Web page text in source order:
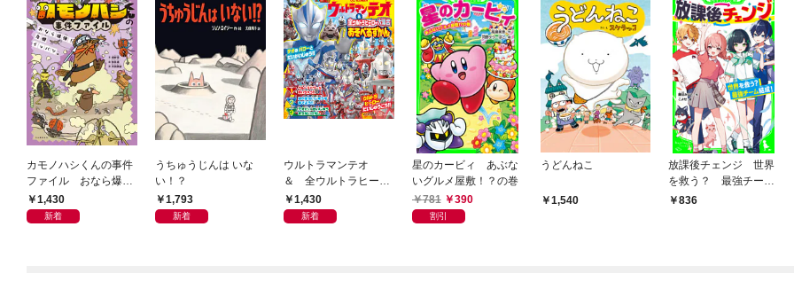
カモノハシくんの事件
ファイル おなら爆
弾！ 危機イッパツ編
1,430
新着
うちゅうじんは いな
い！？
1,793
新着
ウルトラマンテオ
＆ 全ウルトラヒーロ
ー大集合 あそべるず
かん
1,430
新着
星のカービィ あぶな
いグルメ屋敷！？の巻
781
390
割引
うどんねこ
1,540
放課後チェンジ 世界
を救う？ 最強チーム
結成！
836